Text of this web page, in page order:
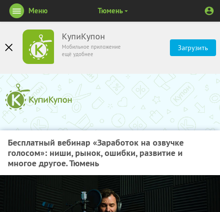
КупиКупон
Мобильное приложение
ещё удобнее
Загрузить
Меню Тюмень
Бесплатный вебинар «Заработок на озвучке
голосом»: ниши, рынок, ошибки, развитие и
многое другое. Тюмень